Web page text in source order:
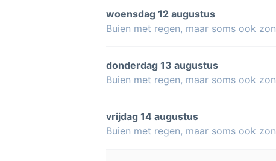
woensdag 12 augustus
Buien met regen, maar soms ook zon
donderdag 13 augustus
Buien met regen, maar soms ook zon
vrijdag 14 augustus
Buien met regen, maar soms ook zon